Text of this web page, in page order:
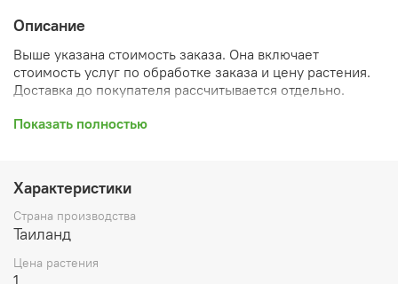
Описание
Выше указана стоимость заказа. Она включает
стоимость услуг по обработке заказа и цену растения.
Доставка до покупателя рассчитывается отдельно.
После оформления заказа вы получите его
скидки, уточнен способ доставки, сделано
бронирование и т.д.). Затем вам будут высланы
согласованные счета со ссылками на оплату услуг и
растений. При этом предварительный заказ теряет силу.
Внимание: фото в каталоге демонстрирует сорт, а не
Показать полностью
Характеристики
Страна производства
Таиланд
Цена растения